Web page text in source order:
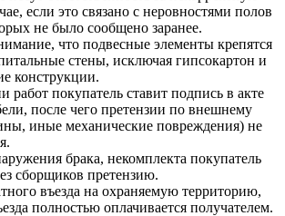
если это связано с неровностями полов
не было сообщено заранее.
что подвесные элементы крепятся
стены, исключая гипсокартон и
конструкции.
работ покупатель ставит подпись в акте
после чего претензии по внешнему
иные механические повреждения) не
брака, некомплекта покупатель
сборщиков претензию.
въезда на охраняемую территорию,
полностью оплачивается получателем.